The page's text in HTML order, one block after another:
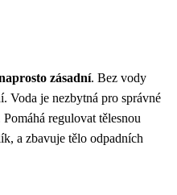
zásadní. Bez vody
Voda je nezbytná pro správné
regulovat tělesnou
a zbavuje tělo odpadních